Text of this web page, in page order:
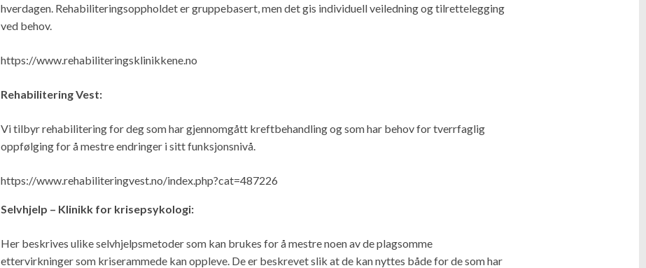
hverdagen. Rehabiliteringsoppholdet er gruppebasert, men det gis individuell veiledning og tilrettelegging
ved behov.
https://www.rehabiliteringsklinikkene.no
Rehabilitering Vest:
Vi tilbyr rehabilitering for deg som har gjennomgått kreftbehandling og som har behov for tverrfaglig
oppfølging for å mestre endringer i sitt funksjonsnivå.
https://www.rehabiliteringvest.no/index.php?cat=487226
Selvhjelp – Klinikk for krisepsykologi:
Her beskrives ulike selvhjelpsmetoder som kan brukes for å mestre noen av de plagsomme
ettervirkninger som kriserammede kan oppleve. De er beskrevet slik at de kan nyttes både for de som har